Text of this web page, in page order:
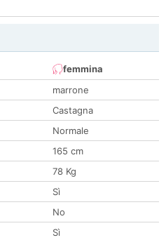
femmina
marrone
Castagna
Normale
165 cm
78 Kg
Sì
No
Sì